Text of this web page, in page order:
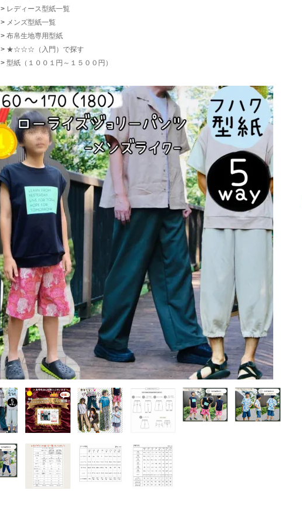
> レディース型紙一覧
> メンズ型紙一覧
> 布帛生地専用型紙
> ★☆☆☆（入門）で探す
> 型紙（１００１円～１５００円）